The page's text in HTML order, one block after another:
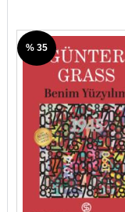
% 35